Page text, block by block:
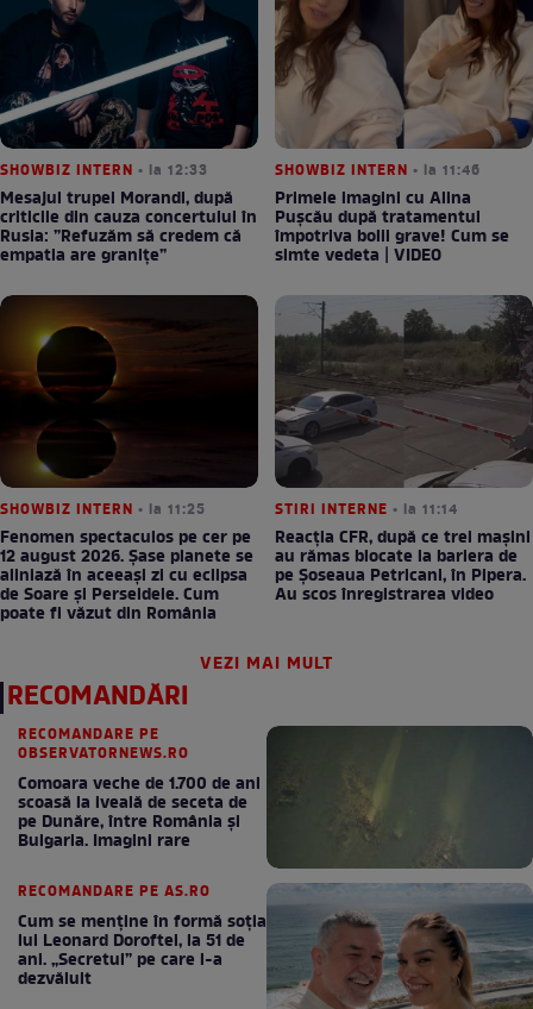
SHOWBIZ INTERN • la 12:33
Mesajul trupei Morandi, după
criticile din cauza concertului în
Rusia: ”Refuzăm să credem că
empatia are granițe”
SHOWBIZ INTERN • la 11:46
Primele imagini cu Alina
Pușcău după tratamentul
împotriva bolii grave! Cum se
simte vedeta | VIDEO
SHOWBIZ INTERN • la 11:25
Fenomen spectaculos pe cer pe
12 august 2026. Șase planete se
aliniază în aceeași zi cu eclipsa
de Soare și Perseidele. Cum
poate fi văzut din România
STIRI INTERNE • la 11:14
Reacția CFR, după ce trei mașini
au rămas blocate la bariera de
pe Șoseaua Petricani, în Pipera.
Au scos înregistrarea video
VEZI MAI MULT
RECOMANDĂRI
RECOMANDARE PE
OBSERVATORNEWS.RO
Comoara veche de 1.700 de ani
scoasă la iveală de seceta de
pe Dunăre, între România şi
Bulgaria. Imagini rare
RECOMANDARE PE AS.RO
Cum se menţine în formă soţia
lui Leonard Doroftei, la 51 de
ani. „Secretul” pe care l-a
dezvăluit